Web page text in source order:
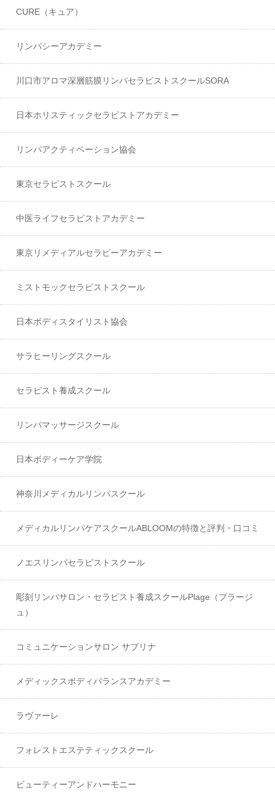
CURE（キュア）
リンパシーアカデミー
川口市アロマ深層筋膜リンパセラピストスクールSORA
日本ホリスティックセラピストアカデミー
リンパアクティベーション協会
東京セラピストスクール
中医ライフセラピストアカデミー
東京リメディアルセラピーアカデミー
ミストモックセラピストスクール
日本ボディスタイリスト協会
サラヒーリングスクール
セラピスト養成スクール
リンパマッサージスクール
日本ボディーケア学院
神奈川メディカルリンパスクール
メディカルリンパケアスクールABLOOMの特徴と評判・口コミ
ノエスリンパセラピストスクール
彫刻リンパサロン・セラピスト養成スクールPlage（プラージ
ュ）
コミュニケーションサロン サブリナ
メディックスボディバランスアカデミー
ラヴァーレ
フォレストエステティックスクール
ビューティーアンドハーモニー